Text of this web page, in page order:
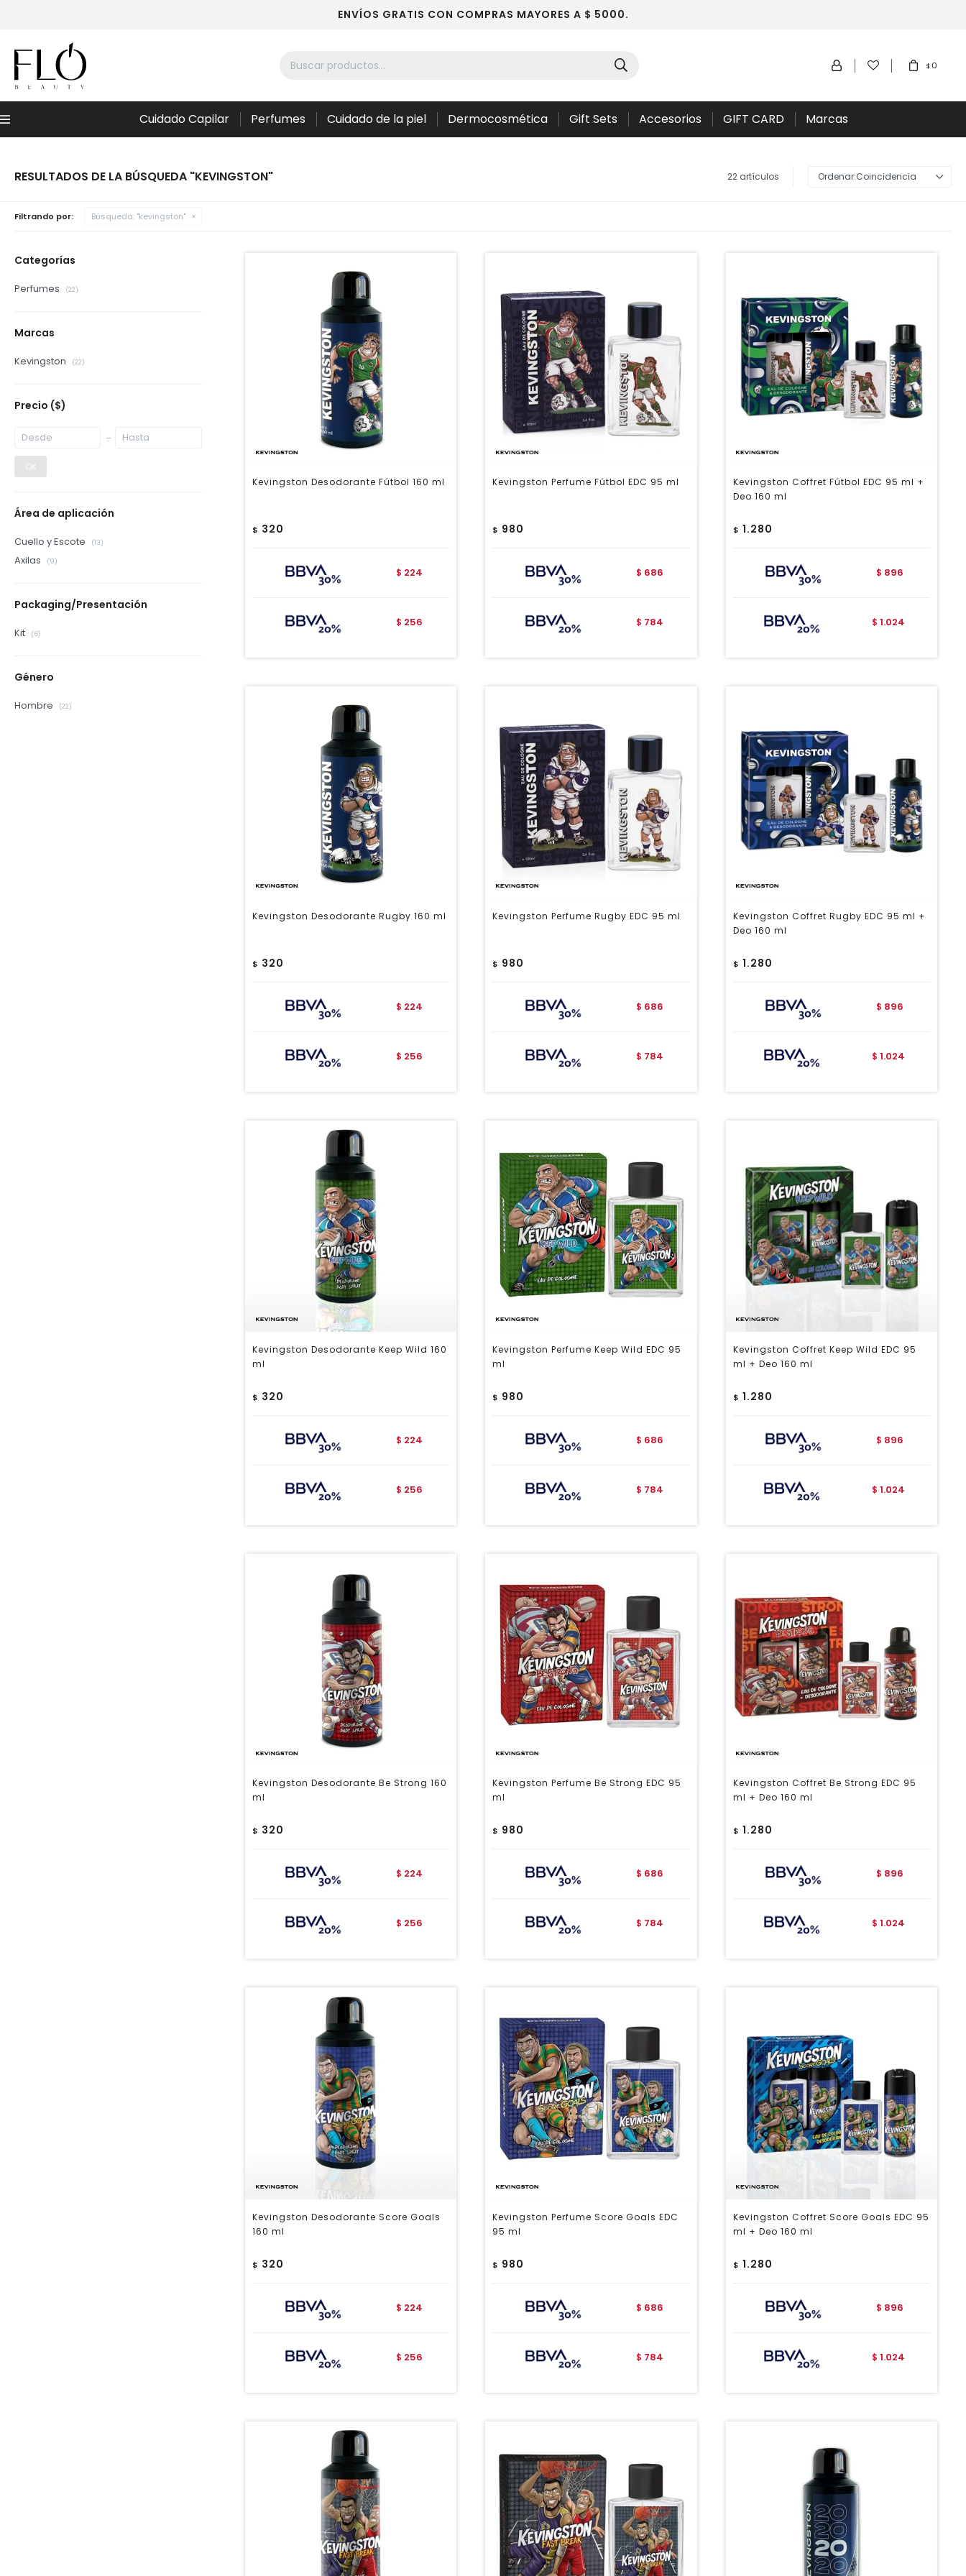
ENVÍOS GRATIS CON COMPRAS MAYORES A $ 5000.
Menú Cuidado Capilar Perfumes Cuidado de la piel Dermocosmética Gift Sets Accesorios GIFT CARD Marcas
$ 0
RESULTADOS DE LA BÚSQUEDA "KEVINGSTON" 22 artículos Coincidencia
Filtrando por: Búsqueda: "kevingston"
Kevingston Desodorante Fútbol 160 ml
$ 320
$ 224
$ 256
Kevingston Perfume Fútbol EDC 95 ml
$ 980
$ 686
$ 784
Kevingston Coffret Fútbol EDC 95 ml +
Deo 160 ml
$ 1.280
$ 896
$ 1.024
Kevingston Desodorante Rugby 160 ml
$ 320
$ 224
$ 256
Kevingston Perfume Rugby EDC 95 ml
$ 980
$ 686
$ 784
Kevingston Coffret Rugby EDC 95 ml +
Deo 160 ml
$ 1.280
$ 896
$ 1.024
Kevingston Desodorante Keep Wild 160
ml
$ 320
$ 224
$ 256
Kevingston Perfume Keep Wild EDC 95
ml
$ 980
$ 686
$ 784
Kevingston Coffret Keep Wild EDC 95
ml + Deo 160 ml
$ 1.280
$ 896
$ 1.024
Kevingston Desodorante Be Strong 160
ml
$ 320
$ 224
$ 256
Kevingston Perfume Be Strong EDC 95
ml
$ 980
$ 686
$ 784
Kevingston Coffret Be Strong EDC 95
ml + Deo 160 ml
$ 1.280
$ 896
$ 1.024
Kevingston Desodorante Score Goals
160 ml
$ 320
$ 224
$ 256
Kevingston Perfume Score Goals EDC
95 ml
$ 980
$ 686
$ 784
Kevingston Coffret Score Goals EDC 95
ml + Deo 160 ml
$ 1.280
$ 896
$ 1.024
Categorías
Perfumes (22)
Marcas
Kevingston (22)
Precio ($)
OK
Área de aplicación
Cuello y Escote (13)
Axilas (9)
Packaging/Presentación
Kit (6)
Género
Hombre (22)